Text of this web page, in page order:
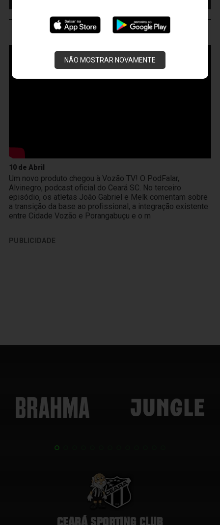
NÃO MOSTRAR NOVAMENTE
VOZÃOTV
10 de Abril
Um novo produto chegou à Vozão TV! O PodFalar,
Alvinegro, podcast oficial do Ceará SC. No terceiro
episódio, os atletas João Gabriel e Melk comentam sobre
a transição da base ao profissional, a integração existente
entre Cidade Vozão e Porangabuçu e o m
PUBLICIDADE
CEARÁ SPORTING CLUB